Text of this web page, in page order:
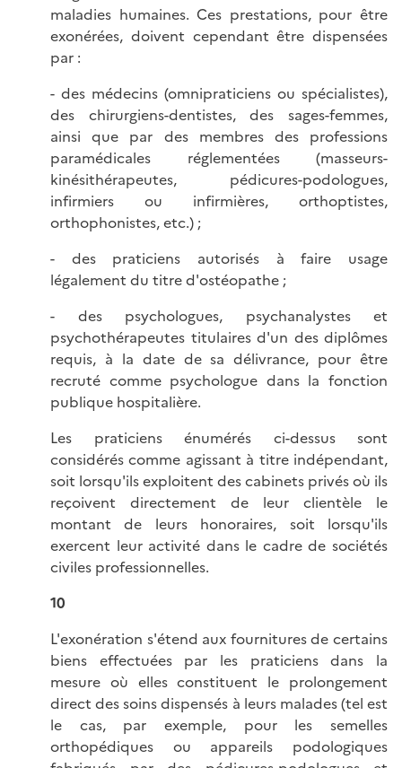
maladies humaines. Ces prestations, pour être
exonérées, doivent cependant être dispensées
par :
- des médecins (omnipraticiens ou spécialistes),
des chirurgiens-dentistes, des sages-femmes,
ainsi que par des membres des professions
paramédicales réglementées (masseurs-
kinésithérapeutes, pédicures-podologues,
infirmiers ou infirmières, orthoptistes,
orthophonistes, etc.) ;
- des praticiens autorisés à faire usage
légalement du titre d'ostéopathe ;
- des psychologues, psychanalystes et
psychothérapeutes titulaires d'un des diplômes
requis, à la date de sa délivrance, pour être
recruté comme psychologue dans la fonction
publique hospitalière.
Les praticiens énumérés ci-dessus sont
considérés comme agissant à titre indépendant,
soit lorsqu'ils exploitent des cabinets privés où ils
reçoivent directement de leur clientèle le
montant de leurs honoraires, soit lorsqu'ils
exercent leur activité dans le cadre de sociétés
civiles professionnelles.
10
L'exonération s'étend aux fournitures de certains
biens effectuées par les praticiens dans la
mesure où elles constituent le prolongement
direct des soins dispensés à leurs malades (tel est
le cas, par exemple, pour les semelles
orthopédiques ou appareils podologiques